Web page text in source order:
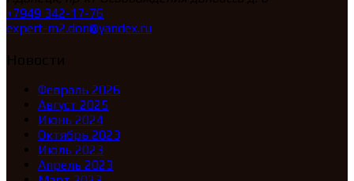
+7949 342-17-76
expert-m2.don@yandex.ru
Февраль 2026
Август 2025
Июнь 2024
Октябрь 2023
Июль 2023
Апрель 2023